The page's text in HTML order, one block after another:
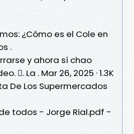
¿Cómo es el Cole en
.
y ahora sí chao
󱡘. La . Mar 26, 2025 · 1.3K
De Los Supermercados
de todos - Jorge Rial.pdf -